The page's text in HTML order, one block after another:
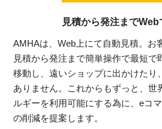
見積から発注まで
AMHAは、Web上にて自動見積。お
見積から発注まで簡単操作で最短で
移動し、遠いショップに出かけたり
ありません。これからもずっと、世
ルギーを利用可能にする為に、eコ
の削減を提案します。